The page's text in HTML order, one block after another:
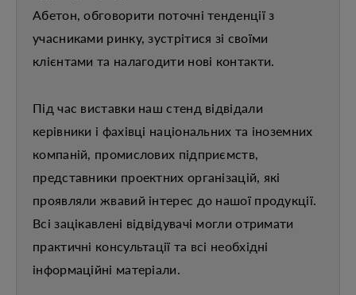
Абетон, обговорити поточні тенденції з
учасниками ринку, зустрітися зі своїми
клієнтами та налагодити нові контакти.
Під час виставки наш стенд відвідали
керівники і фахівці національних та іноземних
компаній, промислових підприємств,
представники проектних організацій, які
проявляли жвавий інтерес до нашої продукції.
Всі зацікавлені відвідувачі могли отримати
практичні консультації та всі необхідні
інформаційні матеріали.